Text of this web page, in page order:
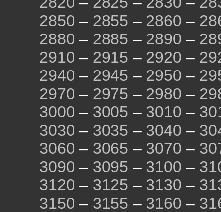
2850 – 2855 – 2860 –
2880 – 2885 – 2890 –
2910 – 2915 – 2920 –
2940 – 2945 – 2950 –
2970 – 2975 – 2980 –
3000 – 3005 – 3010 –
3030 – 3035 – 3040 –
3060 – 3065 – 3070 –
3090 – 3095 – 3100 –
3120 – 3125 – 3130 –
3150 – 3155 – 3160 –